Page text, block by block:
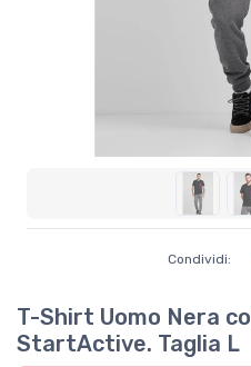
Condividi:
T-Shirt Uomo Nera
StartActive. Taglia L